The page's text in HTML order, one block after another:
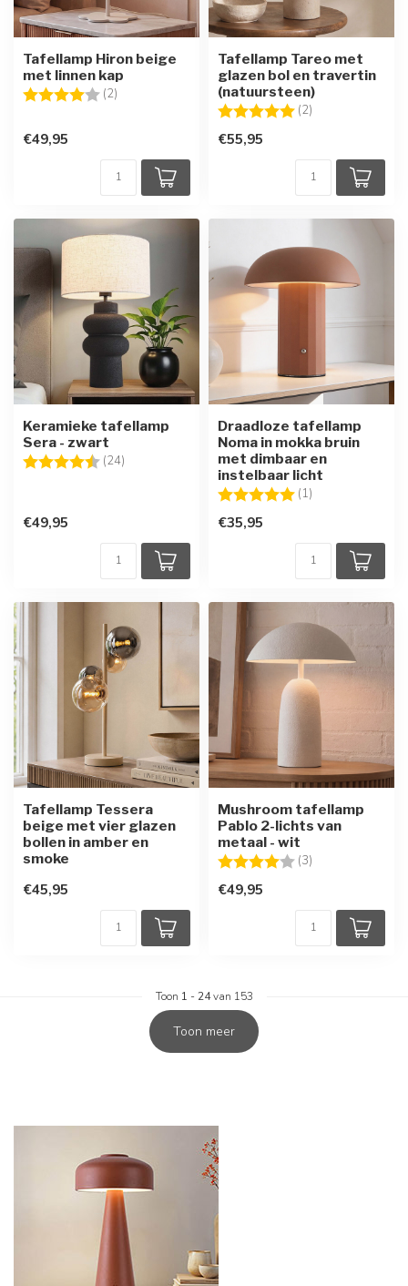
Tafellamp Hiron beige
met linnen kap
Beoordeling: (2)
€49,95
Tafellamp Tareo met
glazen bol en travertin
(natuursteen)
Beoordeling: (2)
€55,95
Keramieke tafellamp
Sera - zwart
Beoordeling: (24)
€49,95
Draadloze tafellamp
Noma in mokka bruin
met dimbaar en
instelbaar licht
Beoordeling: (1)
€35,95
Tafellamp Tessera
beige met vier glazen
bollen in amber en
smoke
€45,95
Mushroom tafellamp
Pablo 2-lichts van
metaal - wit
Beoordeling: (3)
€49,95
Toon 1 - 24van 153
Toon meer